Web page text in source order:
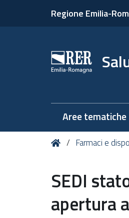
Regione Emilia-
Aree tematiche
Tu HomeFarmaci e
SEDI
apertura